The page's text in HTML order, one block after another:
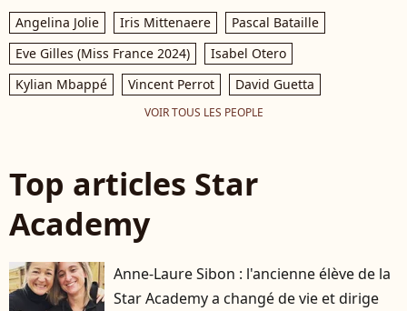
Angelina Jolie Iris Mittenaere
Pascal Bataille
Eve Gilles (Miss France 2024)
Isabel Otero
Kylian Mbappé
Vincent Perrot David Guetta
VOIR TOUS LES PEOPLE
Top articles Star
Academy
Anne-Laure Sibon : l'ancienne élève de la
Star Academy a changé de vie et dirige